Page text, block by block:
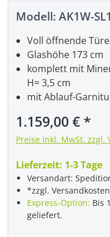
Modell: AK1W-
1.159,00 €
Preise inkl. MwSt. zzgl.
Lieferzeit: 1-3 Tage
Versandart:
*zzgl.
Express-Option: Bis
geliefert.
Voll öffnende
Glashöhe 173 cm
komplett mit
H= 3,5 cm
mit Ablauf-